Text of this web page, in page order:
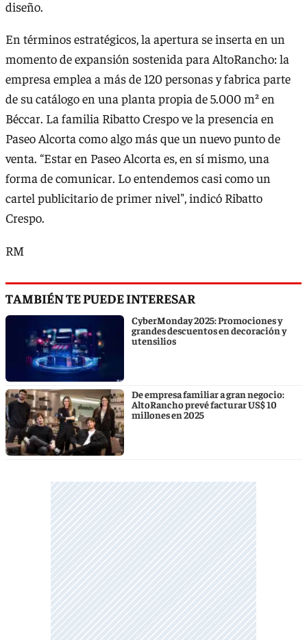
diseño.
En términos estratégicos, la apertura se inserta en un
momento de expansión sostenida para AltoRancho: la
empresa emplea a más de 120 personas y fabrica parte
de su catálogo en una planta propia de 5.000 m² en
Béccar. La familia Ribatto Crespo ve la presencia en
Paseo Alcorta como algo más que un nuevo punto de
venta. “Estar en Paseo Alcorta es, en sí mismo, una
forma de comunicar. Lo entendemos casi como un
cartel publicitario de primer nivel", indicó Ribatto
Crespo.
RM
TAMBIÉN TE PUEDE INTERESAR
CyberMonday 2025: Promociones y
grandes descuentos en decoración y
utensilios
De empresa familiar a gran negocio:
AltoRancho prevé facturar US$ 10
millones en 2025